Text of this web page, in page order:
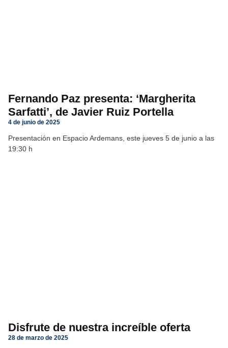
Fernando Paz presenta: ‘Margherita
Sarfatti’, de Javier Ruiz Portella
4 de junio de 2025
Presentación en Espacio Ardemans, este jueves 5 de junio a las
19:30 h
Disfrute de nuestra increíble oferta
28 de marzo de 2025